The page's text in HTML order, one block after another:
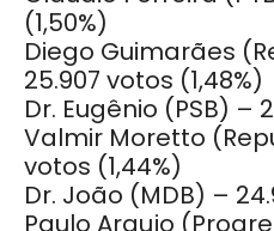
(1,50%)
Diego Guimarães
25.907 votos (1,48%)
Dr. Eugênio (PSB) –
Valmir Moretto
votos (1,44%)
Dr. João (MDB) –
Paulo Araujo